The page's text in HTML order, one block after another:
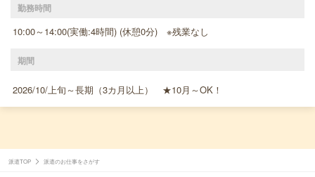
勤務時間
10:00～14:00(実働:4時間) (休憩0分) ※残業なし
期間
2026/10/上旬～長期（3カ月以上） ★10月～OK！
派遣TOP 派遣のお仕事をさがす